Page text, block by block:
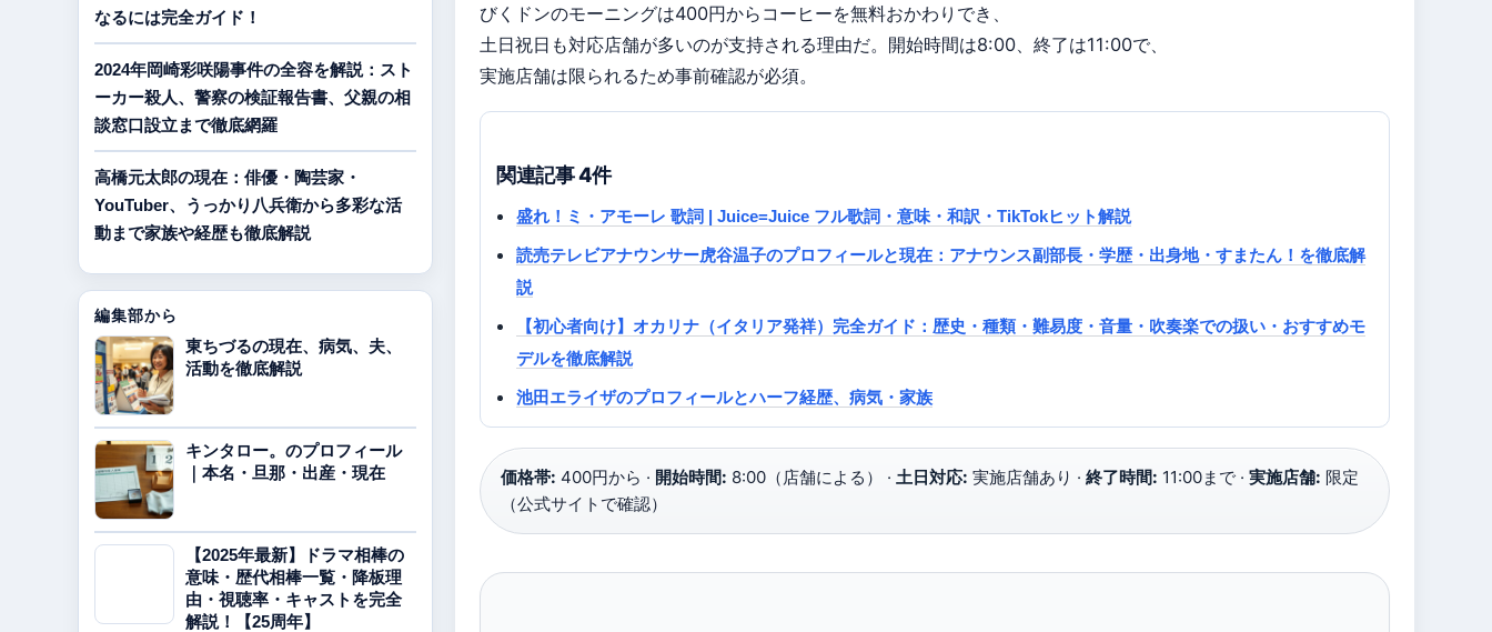
びくドンのモーニングは400円からコーヒーを無料おかわりでき、
土日祝日も対応店舗が多いのが支持される理由だ。開始時間は8:00、終了は11:00で、
実施店舗は限られるため事前確認が必須。
関連記事 4件
盛れ！ミ・アモーレ 歌詞 | Juice=Juice フル歌詞・意味・和訳・TikTokヒット解説
読売テレビアナウンサー虎谷温子のプロフィールと現在：アナウンス副部長・学歴・出身地・すまたん！を徹底解
説
【初心者向け】オカリナ（イタリア発祥）完全ガイド：歴史・種類・難易度・音量・吹奏楽での扱い・おすすめモ
デルを徹底解説
池田エライザのプロフィールとハーフ経歴、病気・家族
価格帯: 400円から · 開始時間: 8:00（店舗による） · 土日対応: 実施店舗あり · 終了時間: 11:00まで · 実施店舗: 限定
（公式サイトで確認）
なるには完全ガイド！
2024年岡崎彩咲陽事件の全容を解説：スト
ーカー殺人、警察の検証報告書、父親の相
談窓口設立まで徹底網羅
高橋元太郎の現在：俳優・陶芸家・
YouTuber、うっかり八兵衛から多彩な活
動まで家族や経歴も徹底解説
編集部から
東ちづるの現在、病気、夫、
活動を徹底解説
キンタロー。のプロフィール
｜本名・旦那・出産・現在
【2025年最新】ドラマ相棒の
意味・歴代相棒一覧・降板理
由・視聴率・キャストを完全
解説！【25周年】